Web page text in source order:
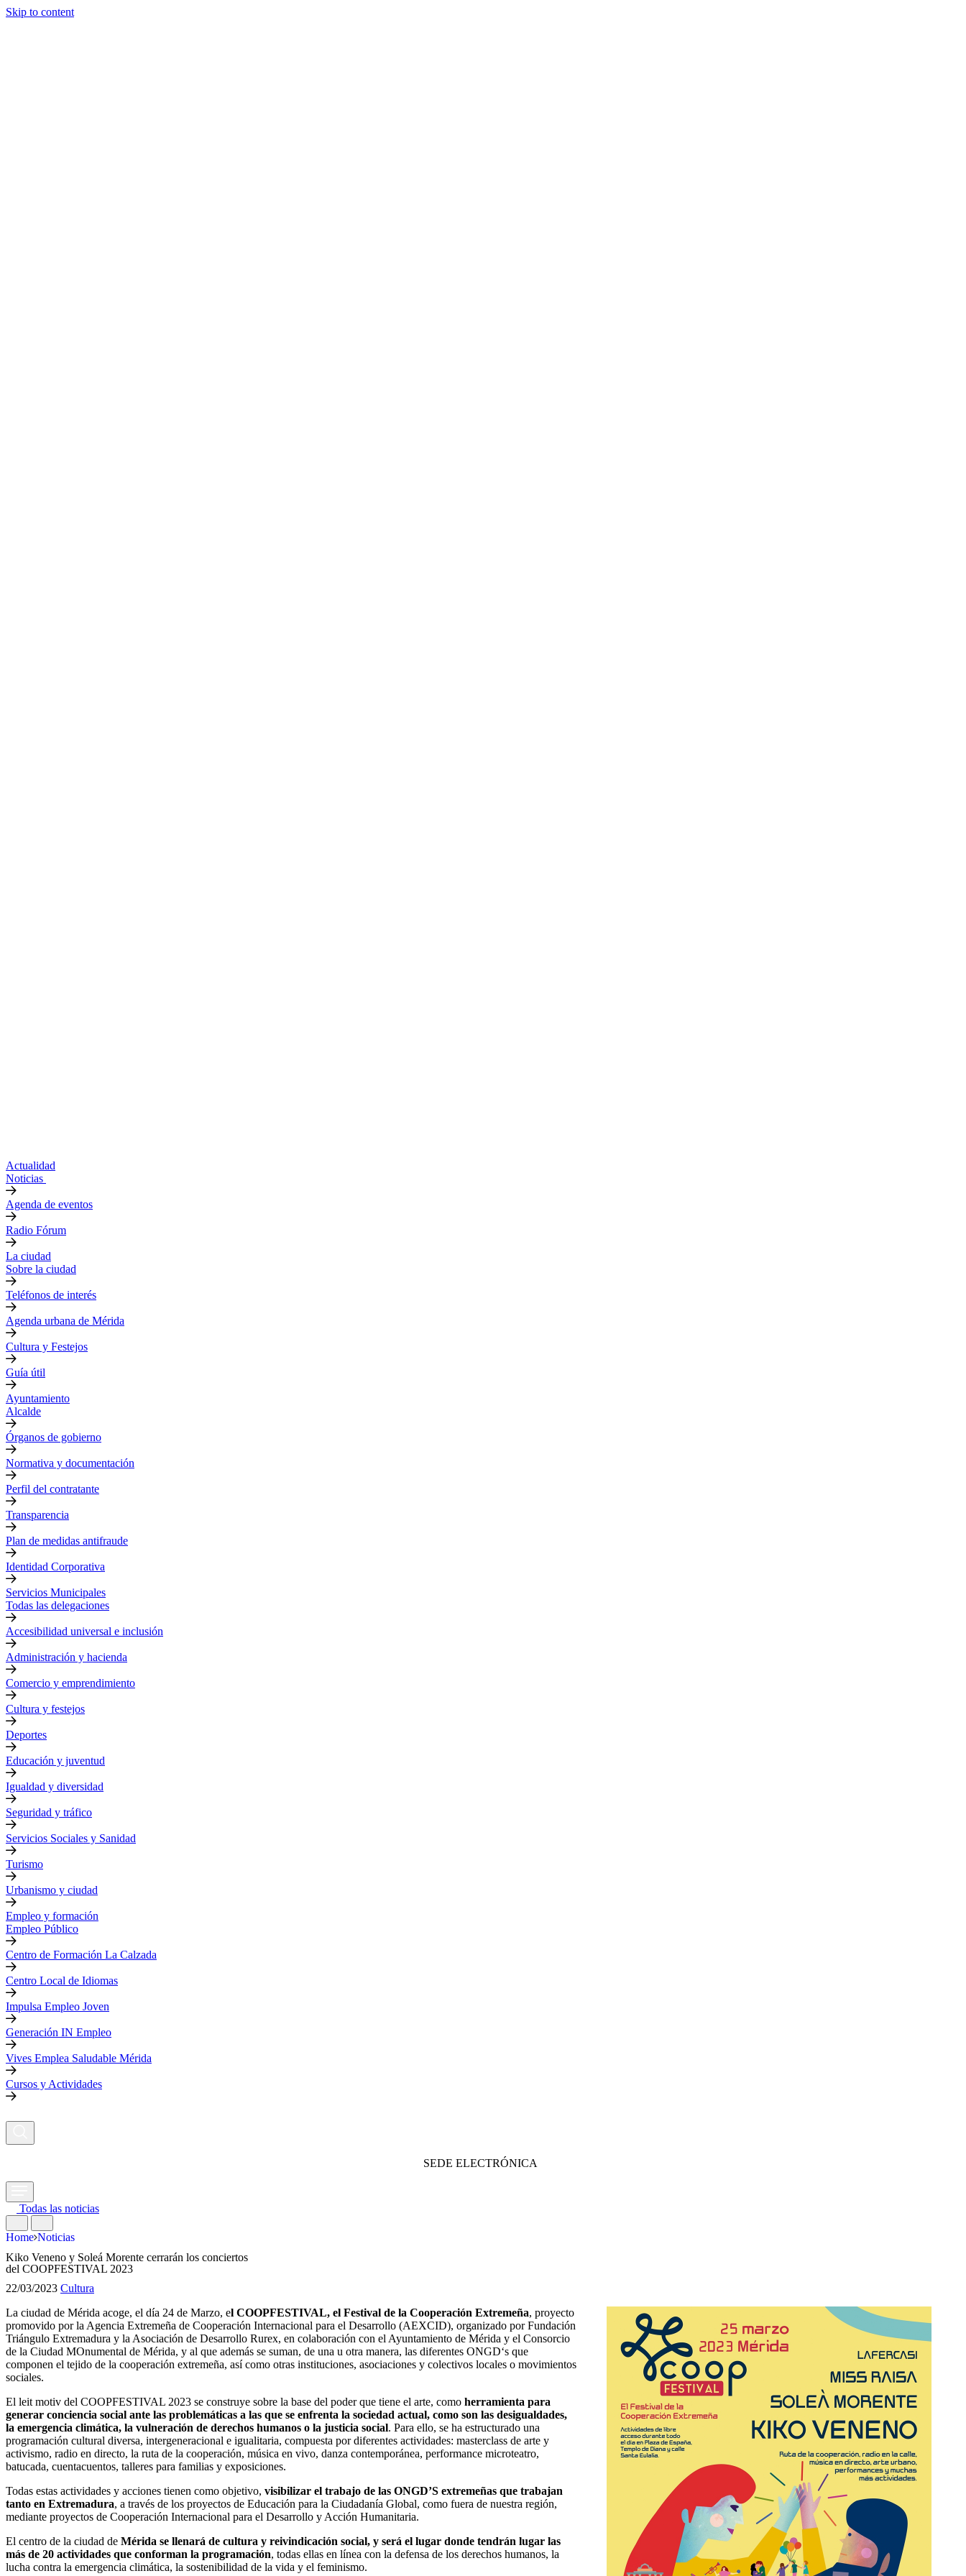
Skip to content
Actualidad
Noticias
Agenda de eventos
Radio Fórum
La ciudad
Sobre la ciudad
Teléfonos de interés
Agenda urbana de Mérida
Cultura y Festejos
Guía útil
Ayuntamiento
Alcalde
Órganos de gobierno
Normativa y documentación
Perfil del contratante
Transparencia
Plan de medidas antifraude
Identidad Corporativa
Servicios Municipales
Todas las delegaciones
Accesibilidad universal e inclusión
Administración y hacienda
Comercio y emprendimiento
Cultura y festejos
Deportes
Educación y juventud
Igualdad y diversidad
Seguridad y tráfico
Servicios Sociales y Sanidad
Turismo
Urbanismo y ciudad
Empleo y formación
Empleo Público
Centro de Formación La Calzada
Centro Local de Idiomas
Impulsa Empleo Joven
Generación IN Empleo
Vives Emplea Saludable Mérida
Cursos y Actividades
SEDE ELECTRÓNICA
Todas las noticias
Home Noticias
Kiko Veneno y Soleá Morente cerrarán los conciertos
del COOPFESTIVAL 2023
22/03/2023 Cultura
La ciudad de Mérida acoge, el día 24 de Marzo, el COOPFESTIVAL, el Festival de la Cooperación Extremeña, proyecto
promovido por la Agencia Extremeña de Cooperación Internacional para el Desarrollo (AEXCID), organizado por Fundación
Triángulo Extremadura y la Asociación de Desarrollo Rurex, en colaboración con el Ayuntamiento de Mérida y el Consorcio
de la Ciudad MOnumental de Mérida, y al que además se suman, de una u otra manera, las diferentes ONGD‘s que
componen el tejido de la cooperación extremeña, así como otras instituciones, asociaciones y colectivos locales o movimientos
sociales.
El leit motiv del COOPFESTIVAL 2023 se construye sobre la base del poder que tiene el arte, como herramienta para
generar conciencia social ante las problemáticas a las que se enfrenta la sociedad actual, como son las desigualdades,
la emergencia climática, la vulneración de derechos humanos o la justicia social. Para ello, se ha estructurado una
programación cultural diversa, intergeneracional e igualitaria, compuesta por diferentes actividades: masterclass de arte y
activismo, radio en directo, la ruta de la cooperación, música en vivo, danza contemporánea, performance microteatro,
batucada, cuentacuentos, talleres para familias y exposiciones.
Todas estas actividades y acciones tienen como objetivo, visibilizar el trabajo de las ONGD’S extremeñas que trabajan
tanto en Extremadura, a través de los proyectos de Educación para la Ciudadanía Global, como fuera de nuestra región,
mediante proyectos de Cooperación Internacional para el Desarrollo y Acción Humanitaria.
El centro de la ciudad de Mérida se llenará de cultura y reivindicación social, y será el lugar donde tendrán lugar las
más de 20 actividades que conforman la programación, todas ellas en línea con la defensa de los derechos humanos, la
lucha contra la emergencia climática, la sostenibilidad de la vida y el feminismo.